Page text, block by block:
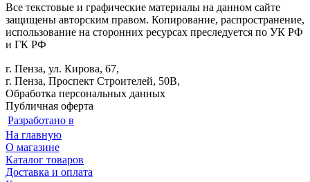
Все текстовые и графические материалы на данном сайте
защищены авторским правом. Копирование, распространение,
использование на сторонних ресурсах преследуется по УК РФ
и ГК РФ
г. Пенза, ул. Кирова, 67,
г. Пенза, Проспект Строителей, 50В,
Обработка персональных данных
Публичная оферта
Разработано в
На главную
О магазине
Каталог товаров
Доставка и оплата